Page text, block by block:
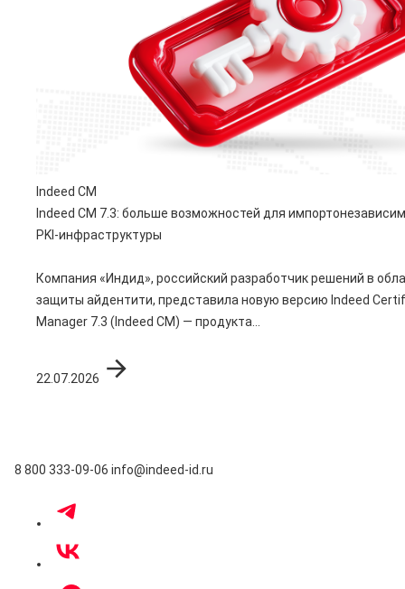
Indeed CM
Indeed CM 7.3: больше возможностей для
PKI-инфраструктуры
Компания «Индид», российский разработчик решений в
защиты айдентити, представила новую версию Indeed
Manager 7.3 (Indeed CM) — продукта...
22.07.2026
8 800 333-09-06 info@indeed-id.ru